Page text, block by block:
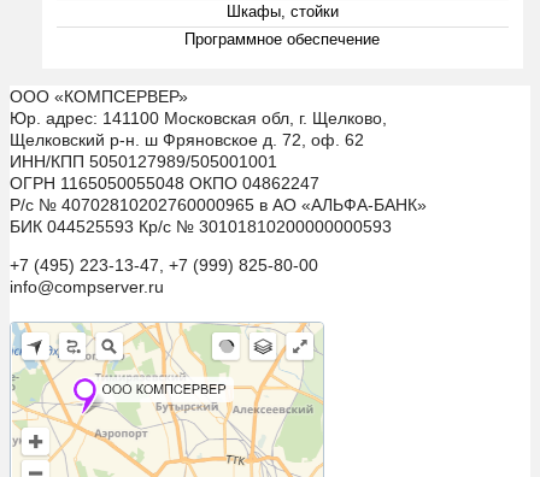
Шкафы, стойки
Программное обеспечение
ООО «КОМПСЕРВЕР»
Юр. адрес: 141100 Московская обл, г. Щелково,
Щелковский р-н. ш Фряновское д. 72, оф. 62
ИНН/КПП 5050127989/505001001
ОГРН 1165050055048 ОКПО 04862247
Р/с № 40702810202760000965 в АО «АЛЬФА-БАНК»
БИК 044525593 Кр/с № 30101810200000000593
+7 (495) 223-13-47, +7 (999) 825-80-00
info@compserver.ru